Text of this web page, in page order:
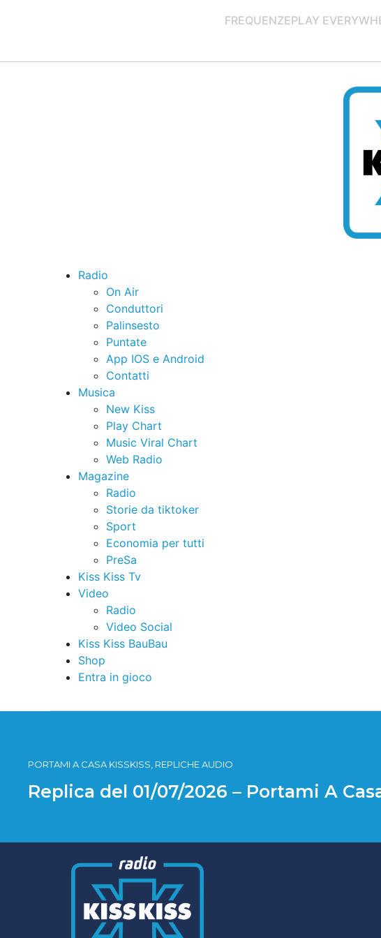
FREQUENZEPLAY
Radio
On Air
Conduttori
Palinsesto
Puntate
App IOS e Android
Contatti
Musica
New Kiss
Play Chart
Music Viral Chart
Web Radio
Magazine
Radio
Storie da tiktoker
Sport
Economia per tutti
PreSa
Kiss Kiss Tv
Video
Radio
Video Social
Kiss Kiss BauBau
Shop
Entra in gioco
PORTAMI A CASA KISSKISS, REPLICHE AUDIO
Replica del 01/07/2026 – Portami A